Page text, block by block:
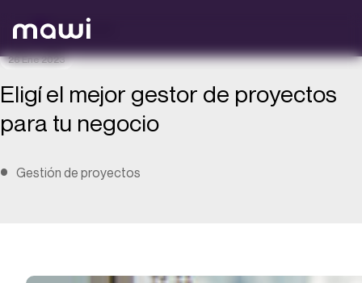
Volver atrás
26 Ene 2023
Eligí el mejor gestor de proyectos
para tu negocio
Gestión de proyectos